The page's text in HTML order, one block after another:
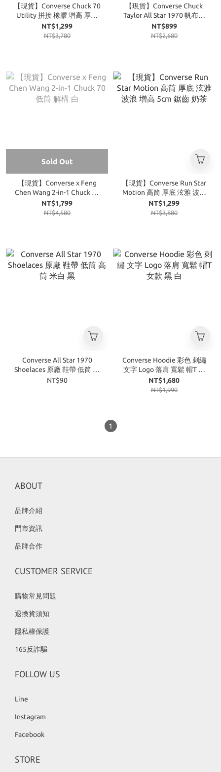
【現貨】Converse Chuck 70
Utility 拼接 橡膠 增高 厚底
層次 輪廓白
NT$1,299
NT$3,780
【現貨】Converse Chuck
Taylor All Star 1970 帆布鞋
高筒 奶茶
NT$899
NT$2,680
Sold Out
【現貨】Converse x Feng
Chen Wang 2-in-1 Chuck 70
低筒 解構 白
NT$1,799
NT$4,580
【現貨】Converse Run Star
Motion 高筒 厚底 泫雅 波浪
增高 5cm 鋸齒 奶茶
NT$1,299
NT$3,880
Converse All Star 1970
Shoelaces 原廠 鞋帶 低筒 高
筒 米白 黑
NT$90
Converse Hoodie 彩色 刺繡
文字 Logo 落肩 寬鬆 帽T 女
款 黑 白
NT$1,680
NT$1,990
1
ABOUT
品牌介紹
門市資訊
品牌合作
CUSTOMER SERVICE
購物常見問題
退換貨須知
隱私權保護
165反詐騙
FOLLOW US
Line
Instagram
Facebook
STORE